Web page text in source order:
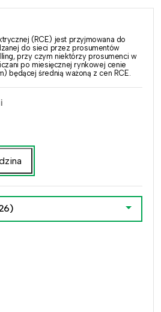
(RCE) jest przyjmowana do
do sieci przez prosumentów
przy czym niektórzy prosumenci w
po miesięcznej rynkowej cenie
będącej średnią ważoną z cen RCE.